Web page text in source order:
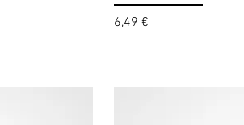
Preis
6,49 €